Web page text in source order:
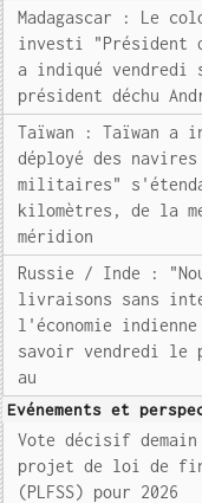
Madagascar : Le
investi "Président
a indiqué vendredi
président déchu
Taïwan : Taïwan a
déployé des
militaires"
kilomètres, de la
méridion
Russie / Inde :
livraisons sans
l'économie
savoir vendredi le
au
Evénements et
Vote décisif
projet de loi de
(PLFSS) pour 2026